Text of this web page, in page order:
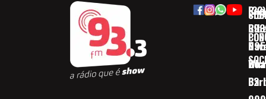
(32)
32